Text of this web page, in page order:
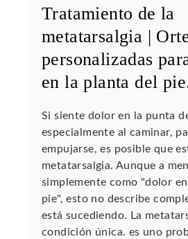
Tratamiento de la
metatarsalgia |
personalizadas
en la planta del
Si siente dolor en la punta
especialmente al caminar,
empujarse, es posible que
metatarsalgia. Aunque a
simplemente como "dolor
pie", esto no describe
está sucediendo. La
condición única. es uno